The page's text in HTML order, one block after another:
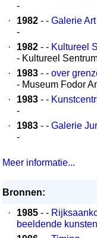
-
·
1982 - - Galerie
-
·
1982 - - Kultureel
- Kultureel
·
1983 - - over
- Museum Fodor
·
1983 - -
-
·
1983 - - Galerie
-
Meer informatie...
Bronnen:
·
1985 - -
beeldende